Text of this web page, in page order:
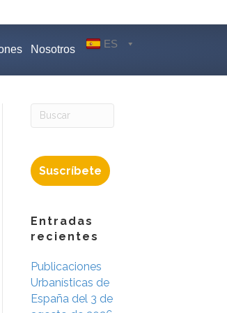
Nosotros ES
Suscríbete
Entradas
recientes
Publicaciones
Urbanísticas de
España del 3 de